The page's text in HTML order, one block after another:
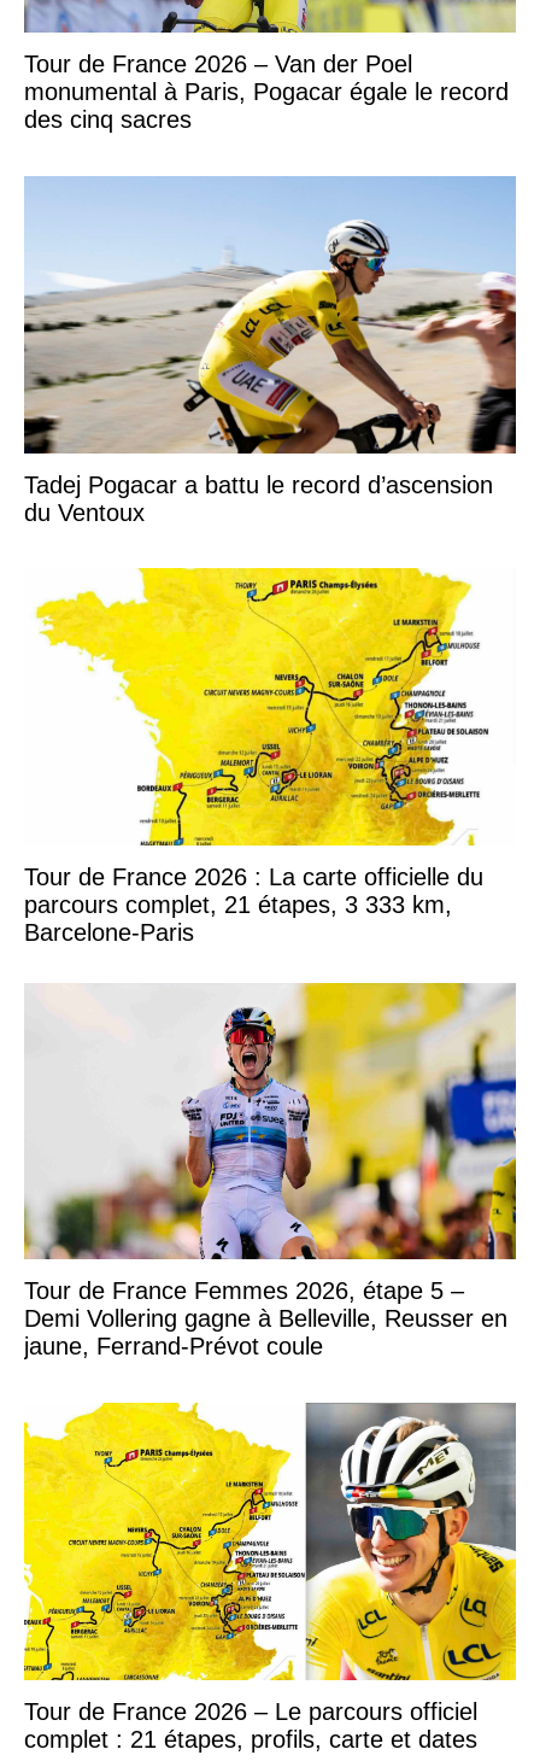
Tour de France 2026 – Van der Poel
monumental à Paris, Pogacar égale le record
des cinq sacres
Tadej Pogacar a battu le record d’ascension
du Ventoux
Tour de France 2026 : La carte officielle du
parcours complet, 21 étapes, 3 333 km,
Barcelone-Paris
Tour de France Femmes 2026, étape 5 –
Demi Vollering gagne à Belleville, Reusser en
jaune, Ferrand-Prévot coule
Tour de France 2026 – Le parcours officiel
complet : 21 étapes, profils, carte et dates